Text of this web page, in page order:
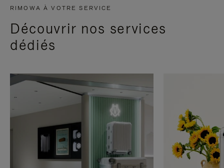
RIMOWA À VOTRE SERVICE
Découvrir nos services
dédiés